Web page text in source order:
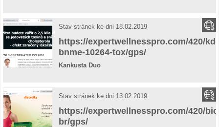
Stav stránek ke dni 18.02.2019
https://expertwellnesspro.com/420/kd-
bnme-10264-tox/gps/
Kankusta Duo
Stav stránek ke dni 13.02.2019
https://expertwellnesspro.com/420/
br/gps/